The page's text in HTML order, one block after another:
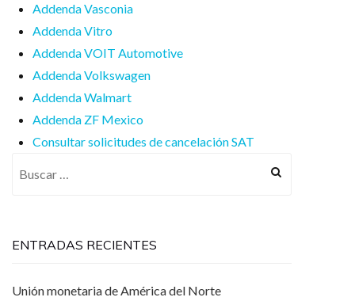
Addenda Vasconia
Addenda Vitro
Addenda VOIT Automotive
Addenda Volkswagen
Addenda Walmart
Addenda ZF Mexico
Consultar solicitudes de cancelación SAT
ENTRADAS RECIENTES
Unión monetaria de América del Norte